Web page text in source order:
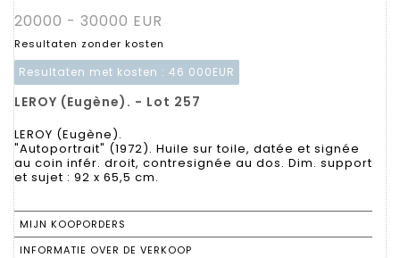
20000 - 30000 EUR
Resultaten zonder kosten
Resultaten met kosten : 46 000EUR
LEROY (Eugène). - Lot 257
LEROY (Eugène).
"Autoportrait" (1972). Huile sur toile, datée et signée
au coin infér. droit, contresignée au dos. Dim. support
et sujet : 92 x 65,5 cm.
MIJN KOOPORDERS
INFORMATIE OVER DE VERKOOP